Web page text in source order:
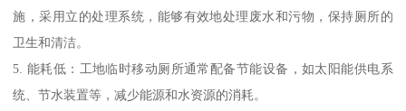
施，采用立的处理系统，能够有效地处理废水和污物，保持厕所的
卫生和清洁。
5. 能耗低：工地临时移动厕所通常配备节能设备，如太阳能供电系
统、节水装置等，减少能源和水资源的消耗。